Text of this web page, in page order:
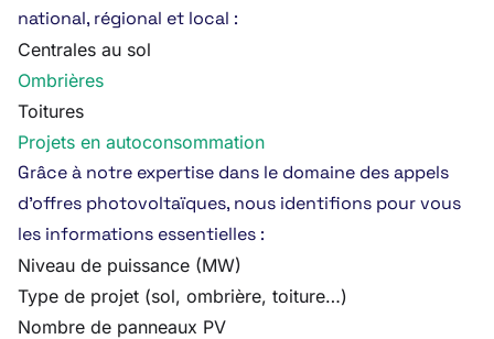
national, régional et local :
Centrales au sol
Ombrières
Toitures
Projets en autoconsommation
Grâce à notre expertise dans le domaine des appels
d’offres photovoltaïques, nous identifions pour vous
les informations essentielles :
Niveau de puissance (MW)
Type de projet (sol, ombrière, toiture…)
Nombre de panneaux PV